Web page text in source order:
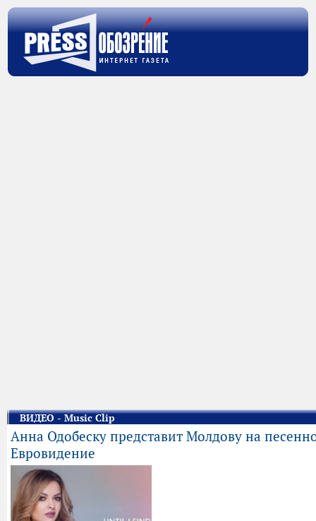
ВИДЕО - Music Clip
Анна Одобеску представит Молдову на
Евровидение